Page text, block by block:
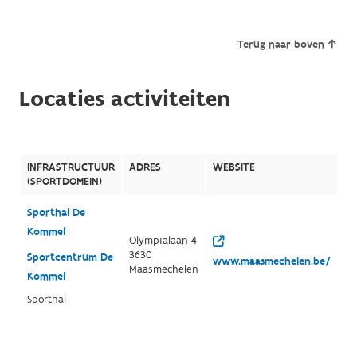
Terug naar boven
Locaties activiteiten
INFRASTRUCTUUR
(SPORTDOMEIN)
ADRES WEBSITE
Sporthal De
Kommel
Sportcentrum De
Kommel
Sporthal
Olympialaan 4
3630
Maasmechelen
www.maasmechelen.be/